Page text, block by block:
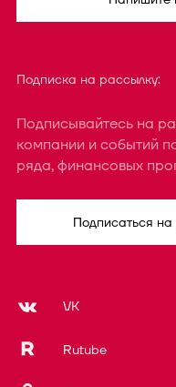
Подписка на рассылку:
Подписывайтесь на
компании и событий
ряда, финансовых
Подписаться
VK
Rutube